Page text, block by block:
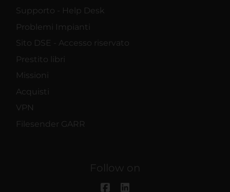
Supporto - Help Desk
Problemi Impianti
Sito DSE - Accesso riservato
Prestito libri
Missioni
Acquisti
VPN
Filesender GARR
Follow on